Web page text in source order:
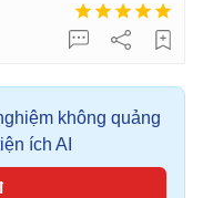
không quảng
ích AI